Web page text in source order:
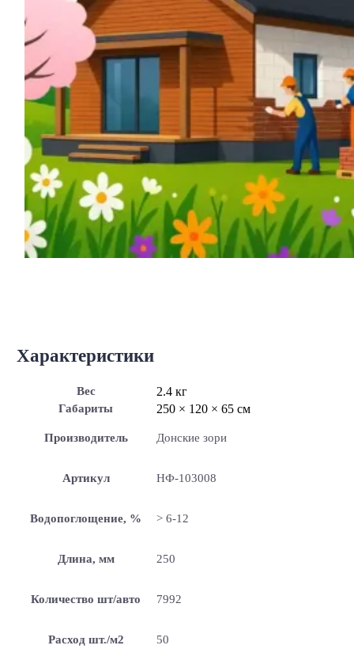
Характеристики
Вес 2.4 кг
Габариты 250 × 120 × 65 см
Производитель Донские зори
Артикул НФ-103008
Водопоглощение, % > 6-12
Длина, мм 250
Количество шт/авто 7992
Расход шт./м2 50